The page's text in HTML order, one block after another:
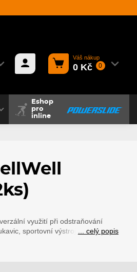
Váš nákup
0 Kč 0
Eshop
pro
inline
využití při odstraňování
sportovní výstroje, batohů...
... celý popis